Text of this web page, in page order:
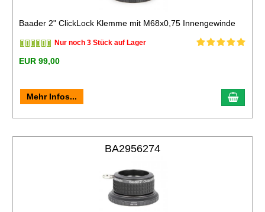
Baader 2" ClickLock Klemme mit M68x0,75 Innengewinde
Nur noch 3 Stück auf Lager
EUR 99,00
Mehr Infos...
BA2956274